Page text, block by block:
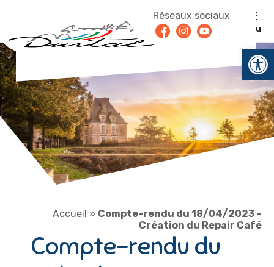
Menu
Réseaux sociaux
FacebookInstagram
Youtube
Accueil » Compte-rendu du 18/04/2023 –
Création du Repair Café
Compte-rendu du